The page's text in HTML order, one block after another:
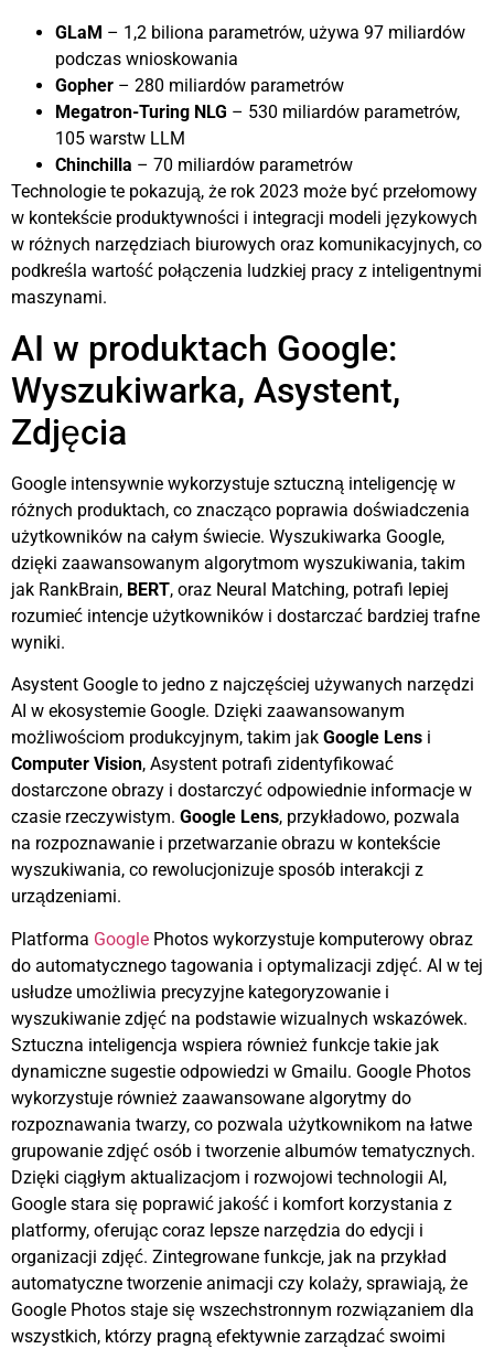
GLaM – 1,2 biliona parametrów, używa 97 miliardów
podczas wnioskowania
Gopher – 280 miliardów parametrów
Megatron-Turing NLG – 530 miliardów parametrów,
105 warstw LLM
Chinchilla – 70 miliardów parametrów
Technologie te pokazują, że rok 2023 może być przełomowy
w kontekście produktywności i integracji modeli językowych
w różnych narzędziach biurowych oraz komunikacyjnych, co
podkreśla wartość połączenia ludzkiej pracy z inteligentnymi
maszynami.
AI w produktach Google:
Wyszukiwarka, Asystent,
Zdjęcia
Google intensywnie wykorzystuje sztuczną inteligencję w
różnych produktach, co znacząco poprawia doświadczenia
użytkowników na całym świecie. Wyszukiwarka Google,
dzięki zaawansowanym algorytmom wyszukiwania, takim
jak RankBrain, BERT, oraz Neural Matching, potrafi lepiej
rozumieć intencje użytkowników i dostarczać bardziej trafne
wyniki.
Asystent Google to jedno z najczęściej używanych narzędzi
AI w ekosystemie Google. Dzięki zaawansowanym
możliwościom produkcyjnym, takim jak Google Lens i
Computer Vision, Asystent potrafi zidentyfikować
dostarczone obrazy i dostarczyć odpowiednie informacje w
czasie rzeczywistym. Google Lens, przykładowo, pozwala
na rozpoznawanie i przetwarzanie obrazu w kontekście
wyszukiwania, co rewolucjonizuje sposób interakcji z
urządzeniami.
Platforma Google Photos wykorzystuje komputerowy obraz
do automatycznego tagowania i optymalizacji zdjęć. AI w tej
usłudze umożliwia precyzyjne kategoryzowanie i
wyszukiwanie zdjęć na podstawie wizualnych wskazówek.
Sztuczna inteligencja wspiera również funkcje takie jak
dynamiczne sugestie odpowiedzi w Gmailu. Google Photos
wykorzystuje również zaawansowane algorytmy do
rozpoznawania twarzy, co pozwala użytkownikom na łatwe
grupowanie zdjęć osób i tworzenie albumów tematycznych.
Dzięki ciągłym aktualizacjom i rozwojowi technologii AI,
Google stara się poprawić jakość i komfort korzystania z
platformy, oferując coraz lepsze narzędzia do edycji i
organizacji zdjęć. Zintegrowane funkcje, jak na przykład
automatyczne tworzenie animacji czy kolaży, sprawiają, że
Google Photos staje się wszechstronnym rozwiązaniem dla
wszystkich, którzy pragną efektywnie zarządzać swoimi